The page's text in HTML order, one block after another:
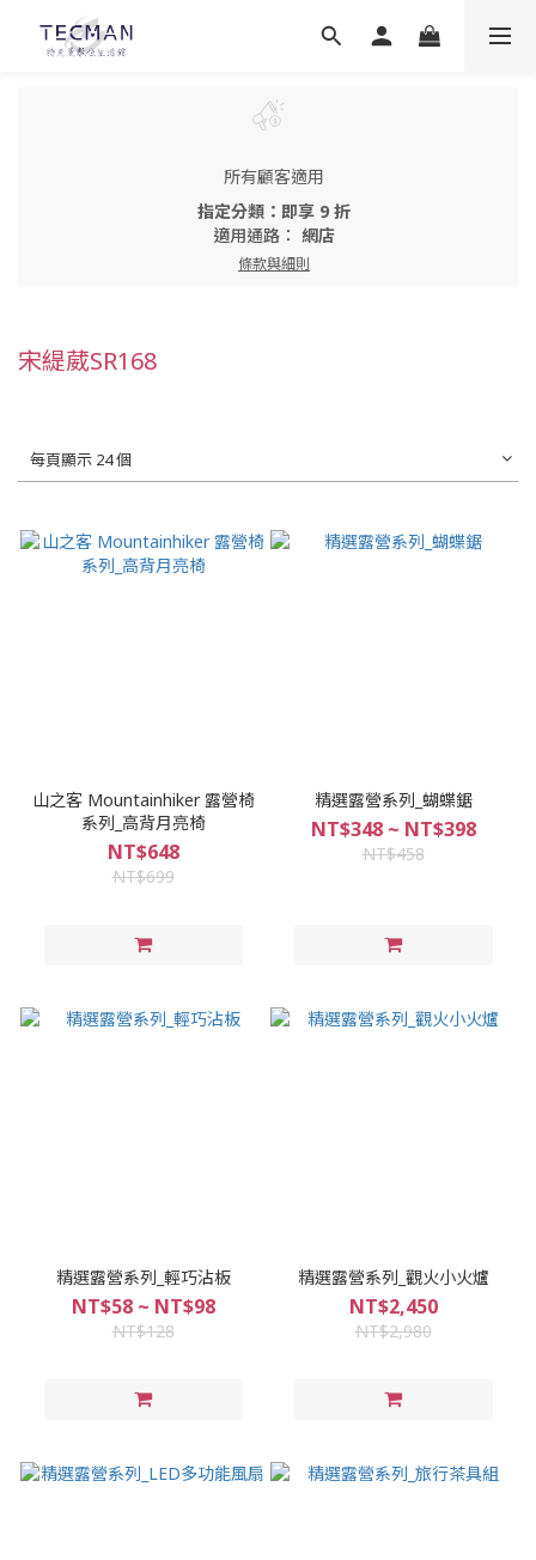
所有顧客適用
指定分類：即享 9 折
適用通路： 網店
條款與細則
宋緹葳SR168
每頁顯示 24 個
山之客 Mountainhiker 露營椅
系列_高背月亮椅
NT$648
NT$699
精選露營系列_蝴蝶鋸
NT$348 ~ NT$398
NT$458
精選露營系列_輕巧沾板
NT$58 ~ NT$98
NT$128
精選露營系列_觀火小火爐
NT$2,450
NT$2,980